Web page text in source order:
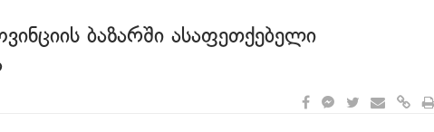
ბაზარში ასაფეთქებელი